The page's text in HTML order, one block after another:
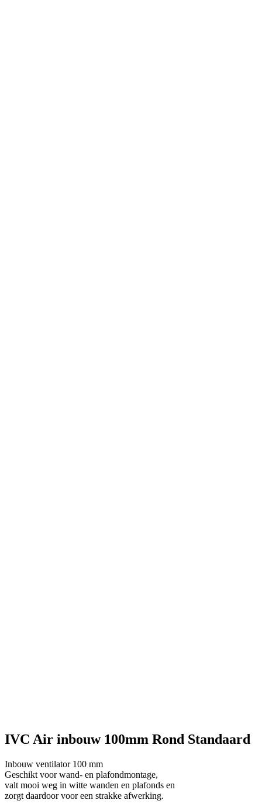
IVC Air inbouw 100mm Rond Standaard
Inbouw ventilator 100 mm
Geschikt voor wand- en plafondmontage,
valt mooi weg in witte wanden en plafonds en
zorgt daardoor voor een strakke afwerking.